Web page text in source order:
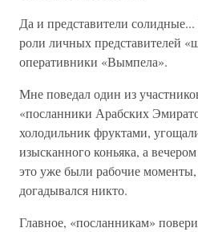
Да и представители
роли личных представителей
оперативники «Вымпела».
Мне поведал один из
«посланники Арабских
холодильник фруктами,
изысканного коньяка, а
это уже были рабочие
догадывался никто.
Главное, «посланникам»